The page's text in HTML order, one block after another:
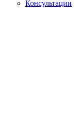
Консультации